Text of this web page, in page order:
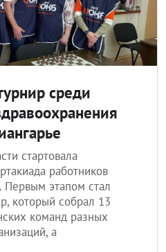
среди
стартовала
работников
Первым этапом стал
который собрал 13
команд разных
а